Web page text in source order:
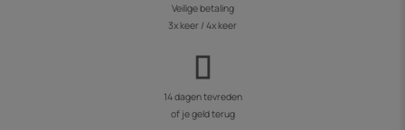
Veilige betaling
3x keer / 4x keer
14 dagen tevreden
of je geld terug